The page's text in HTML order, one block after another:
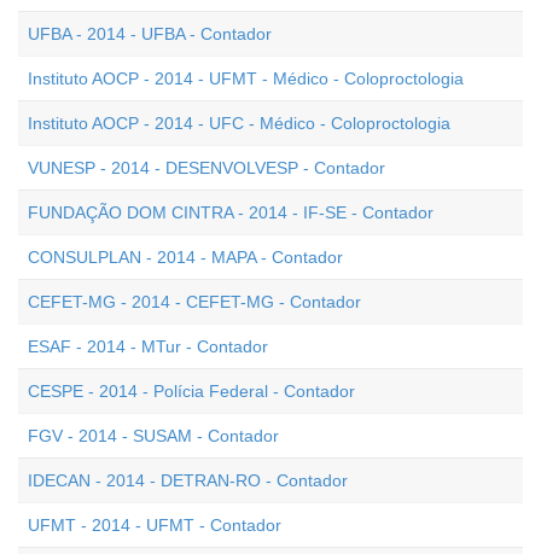
UFBA - 2014 - UFBA - Contador
Instituto AOCP - 2014 - UFMT - Médico - Coloproctologia
Instituto AOCP - 2014 - UFC - Médico - Coloproctologia
VUNESP - 2014 - DESENVOLVESP - Contador
FUNDAÇÃO DOM CINTRA - 2014 - IF-SE - Contador
CONSULPLAN - 2014 - MAPA - Contador
CEFET-MG - 2014 - CEFET-MG - Contador
ESAF - 2014 - MTur - Contador
CESPE - 2014 - Polícia Federal - Contador
FGV - 2014 - SUSAM - Contador
IDECAN - 2014 - DETRAN-RO - Contador
UFMT - 2014 - UFMT - Contador